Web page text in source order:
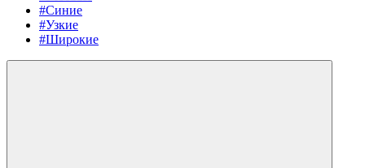
#Синие
#Узкие
#Широкие